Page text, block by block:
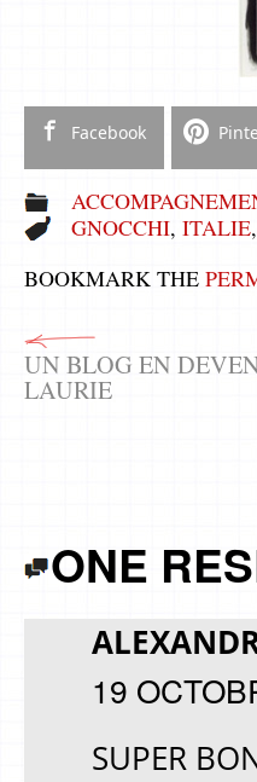
Facebook
GNOCCHI, ITALIE,
BOOKMARK THE
UN BLOG EN
LAURIE
ONE
19
SUPER